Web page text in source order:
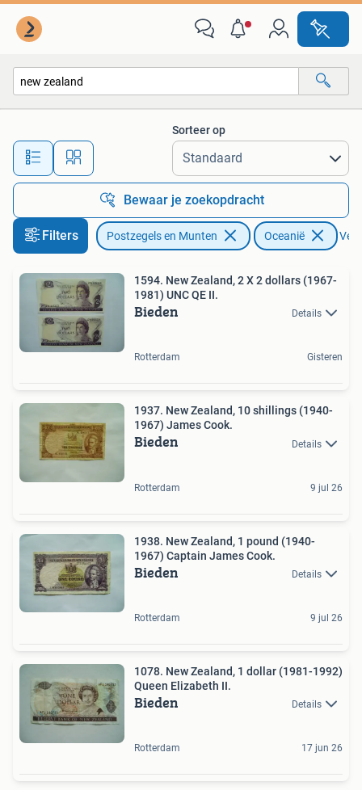
Alle afstanden…
Sorteer op
Bewaar je zoekopdracht
Filters Postzegels en Munten Oceanië
1594. New Zealand, 2 X 2 dollars (1967-
1981) UNC QE II.
Bieden Details
Rotterdam Gisteren
1937. New Zealand, 10 shillings (1940-
1967) James Cook.
Bieden Details
Rotterdam 9 jul 26
1938. New Zealand, 1 pound (1940-
1967) Captain James Cook.
Bieden Details
Rotterdam 9 jul 26
1078. New Zealand, 1 dollar (1981-1992)
Queen Elizabeth II.
Bieden Details
Rotterdam 17 jun 26